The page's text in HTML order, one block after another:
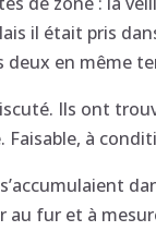
il était pris
deux en même
Ils ont
à
au fur et à